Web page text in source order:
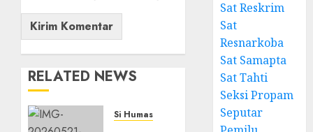
RELATED NEWS
Si Humas
Sat Reskrim
Sat
Resnarkoba
Sat Samapta
Sat Tahti
Seksi Propam
Seputar